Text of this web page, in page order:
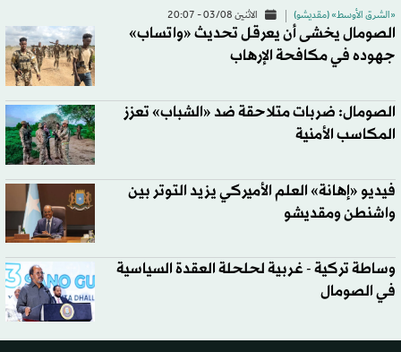
«الشرق الأوسط» (مقديشو) الاثنين 03/08 - 20:07
الصومال يخشى أن يعرقل تحديث «واتساب»
جهوده في مكافحة الإرهاب
الصومال: ضربات متلاحقة ضد «الشباب» تعزز
المكاسب الأمنية
فيديو «إهانة» العلم الأميركي يزيد التوتر بين
واشنطن ومقديشو
وساطة تركية - غربية لحلحلة العقدة السياسية
في الصومال